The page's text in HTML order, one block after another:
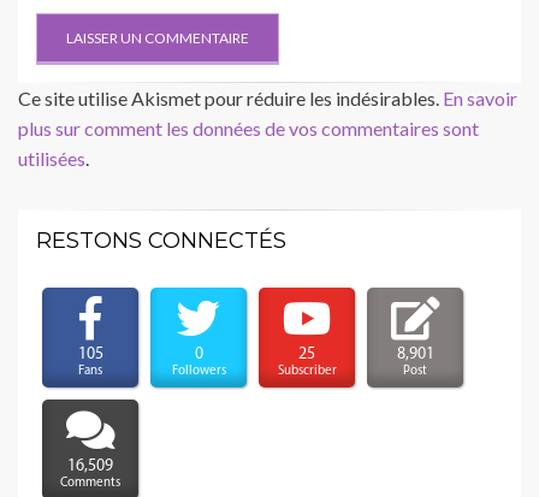
Ce site utilise Akismet pour réduire les indésirables. En savoir
plus sur comment les données de vos commentaires sont
utilisées.
RESTONS CONNECTÉS
105
Fans
0
Followers
25
Subscriber
8,901
Post
16,509
Comments